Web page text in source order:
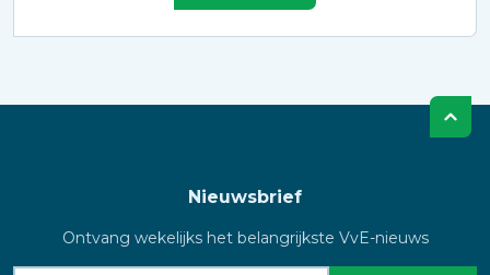
Nieuwsbrief
Ontvang wekelijks het belangrijkste VvE-nieuws